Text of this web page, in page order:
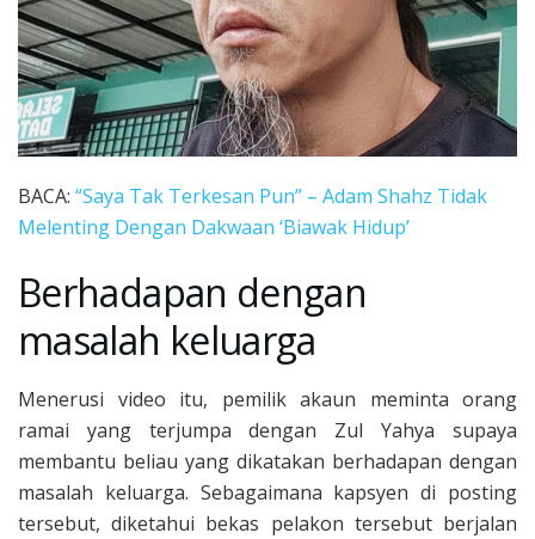
BACA: “Saya Tak Terkesan Pun” – Adam Shahz Tidak
Melenting Dengan Dakwaan ‘Biawak Hidup’
Berhadapan dengan
masalah keluarga
Menerusi video itu, pemilik akaun meminta orang
ramai yang terjumpa dengan Zul Yahya supaya
membantu beliau yang dikatakan berhadapan dengan
masalah keluarga. Sebagaimana kapsyen di posting
tersebut, diketahui bekas pelakon tersebut berjalan